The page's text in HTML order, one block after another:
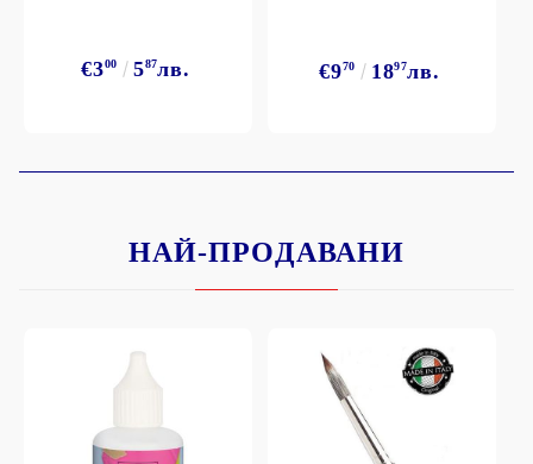
€300 587лв. €970 1897лв.
НАЙ-ПРОДАВАНИ